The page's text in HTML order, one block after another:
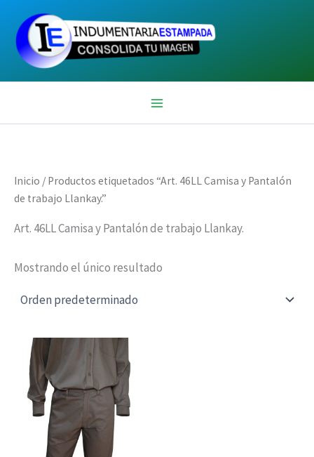
contenido
Inicio / Productos etiquetados “Art. 46LL Camisa y Pantalón
de trabajo Llankay.”
Art. 46LL Camisa y Pantalón de trabajo Llankay.
Mostrando el único resultado